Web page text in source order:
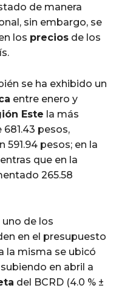
de manera
sin embargo, se
los precios de los
se ha exhibido un
entre enero y
Este la más
pesos,
pesos; en la
que en la
265.58
de los
en el presupuesto
la misma se ubicó
en abril a
del BCRD (4.0 % ±